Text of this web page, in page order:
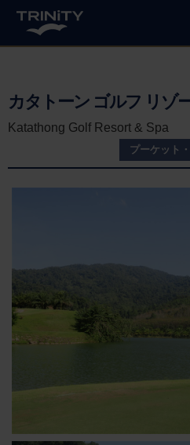
カタトーン ゴルフ リゾ
Katathong Golf Resort & Spa
プーケット